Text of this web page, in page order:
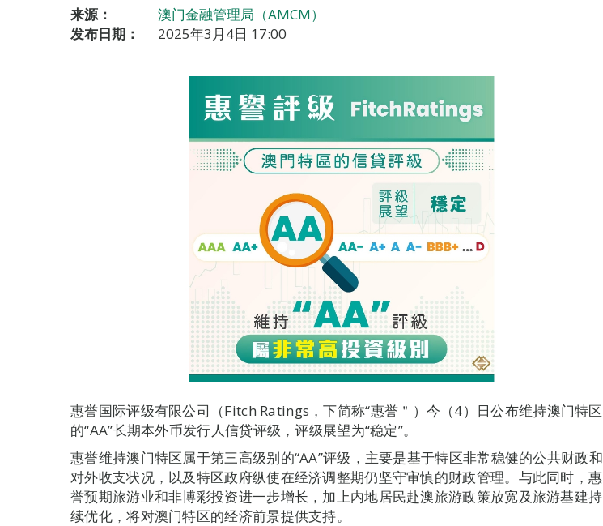
来源：
澳门金融管理局（AMCM）
发布日期：
2025年3月4日 17:00
惠誉国际评级有限公司（Fitch Ratings，下简称“惠誉＂）今（4）日公布维持澳门特区
的“AA”长期本外币发行人信贷评级，评级展望为“稳定”。
惠誉维持澳门特区属于第三高级别的“AA”评级，主要是基于特区非常稳健的公共财政和
对外收支状况，以及特区政府纵使在经济调整期仍坚守审慎的财政管理。与此同时，惠
誉预期旅游业和非博彩投资进一步增长，加上内地居民赴澳旅游政策放宽及旅游基建持
续优化，将对澳门特区的经济前景提供支持。